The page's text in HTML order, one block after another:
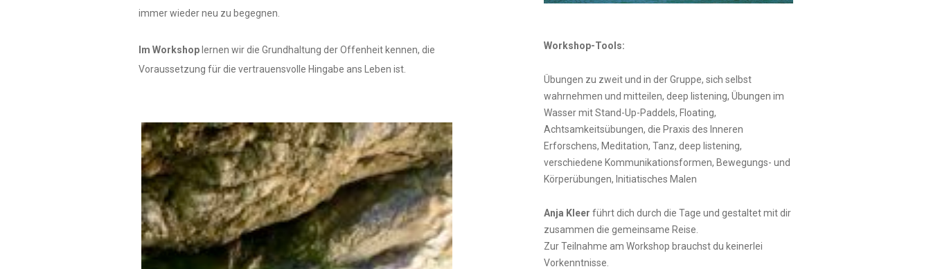
immer wieder neu zu begegnen.
Im Workshoplernen wir die Grundhaltung der Offenheit kennen, die
Voraussetzung für die vertrauensvolle Hingabe ans Leben ist.
Workshop-Tools:
Übungen zu zweit und in der Gruppe, sich selbst
wahrnehmen und mitteilen, deep listening, Übungen im
Wasser mit Stand-Up-Paddels, Floating,
Achtsamkeitsübungen, die Praxis des Inneren
Erforschens, Meditation, Tanz, deep listening,
verschiedene Kommunikationsformen, Bewegungs- und
Körperübungen, Initiatisches Malen
Anja Kleer führt dich durch die Tage und gestaltet mit dir
zusammen die gemeinsame Reise.
Zur Teilnahme am Workshop brauchst du keinerlei
Vorkenntnisse.